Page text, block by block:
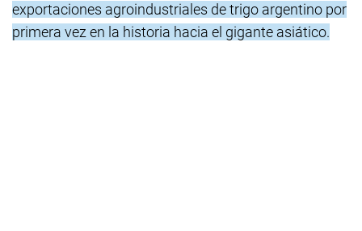
exportaciones agroindustriales de trigo argentino por
primera vez en la historia hacia el gigante asiático.